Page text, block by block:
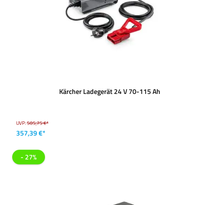
Kärcher Ladegerät 24 V 70-115 Ah
UVP:505,75 €*
357,39 €*
- 27%